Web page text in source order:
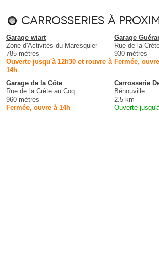
Carrosseries à
Garage wiart
Zone d'Activités du Maresquier
785 mètres
Ouverte jusqu'à 12h30 et rouvre à
14h
Garage
Rue de la
930 mètres
Fermée,
Garage de la Côte
Rue de la Crète au Coq
960 mètres
Fermée, ouvre à 14h
Carrosserie
Bénouville
2.5 km
Ouverte